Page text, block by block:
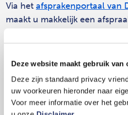
Deze website maakt gebruik van
Deze zijn standaard privacy
uw voorkeuren hieronder naar
Voor meer informatie over het
Via het afsprakenportaal van
maakt u makkelijk een
Openingstijden
Maandag
08.00 - 11.30